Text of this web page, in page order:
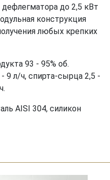
до 2,5 кВт
конструкция
любых крепких
93 - 95% об.
9 л/ч, спирта-сырца 2,5 -
АISI 304, силикон